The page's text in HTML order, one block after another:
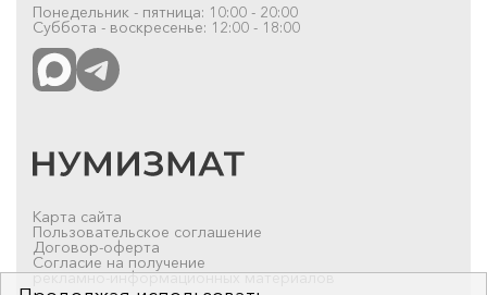
Понедельник - пятница: 10:00 - 20:00
Суббота - воскресенье: 12:00 - 18:00
Карта сайта
Пользовательское соглашение
Договор-оферта
Согласие на получение
рекламно-информационных материалов